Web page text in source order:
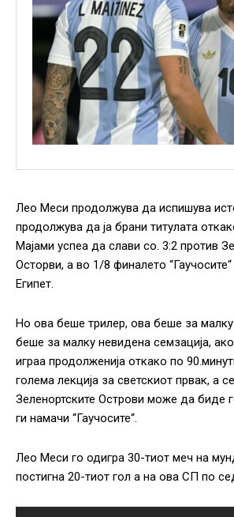
Лео Меси продолжува да испишува
продолжува да ја брани титулата
Мајами успеа да слави со. 3:2 против
Осторви, а во 1/8 финалето
Египет.
Но ова беше трилер, ова беше за
беше за малку невидена семзација,
играа продолженија откако по
голема лекција за светскиот првак, а
Зеленортските Острови може да биде
ги намачи “Гаучосите“.
Лео Меси го одигра 30-тиот меч на
постигна 20-тиот гол а на ова СП по